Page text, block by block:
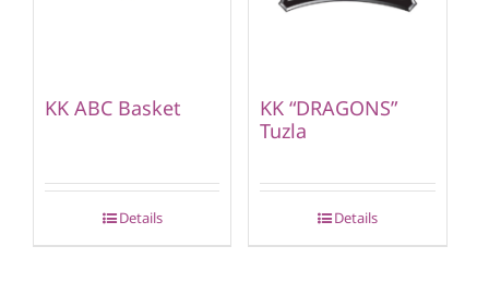
KK ABC Basket
Details
KK “DRAGONS”
Tuzla
Details